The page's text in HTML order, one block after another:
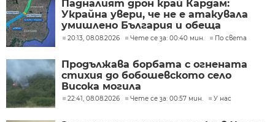
Падналият дрон край Кардам:
Украйна увери, че не е атакувала
умишлено България и обеща
разследване
20:13, 08.08.2026 Чете се за: 00:40 мин. По света
Продължава борбата с огнената
стихия до бобошевското село
Висока могила
22:41, 08.08.2026 Чете се за: 00:57 мин. У нас